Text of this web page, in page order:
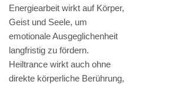
Energiearbeit wirkt auf Körper,
Geist und Seele, um
emotionale Ausgeglichenheit
langfristig zu fördern.
Heiltrance wirkt auch ohne
direkte körperliche Berührung,